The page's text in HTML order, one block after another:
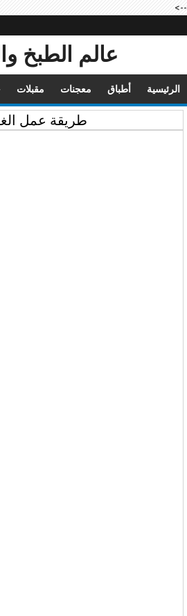
-->
عالم الطبخ
الرئيسية أطباق معجنات مقبلات
طريقة عمل